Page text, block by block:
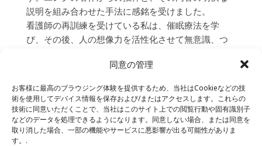
同意の管理
お客様に最高のブラウジング体験を提供するため、当社はCookieなどの技
術を使用してデバイス情報を保存および/またはアクセスします。これらの
技術に同意いただくことで、当社はこのサイト上での閲覧行動や固有識別子
などのデータを処理できるようになります。同意しない場合、または同意を
取り消した場合、一部の機能やサービスに悪影響が出る可能性がありま
す。.
説明を組み合わせた手法に感銘を受けました。
看護師の再訓練を受けている私は、催眠療法を学
び、その後、人の想像力を活性化させて無意識、つ
を助ける別の技法を学びました。私はユングの実践
想像力が活性化するとすぐに、比喩や身体感覚が現
れ、身体的、感情的、あるいは精神的な健康問題で
訪れる人々に驚きを与えます。意味という概念は私
にとって根本的なものです。私たちは何を望んでい